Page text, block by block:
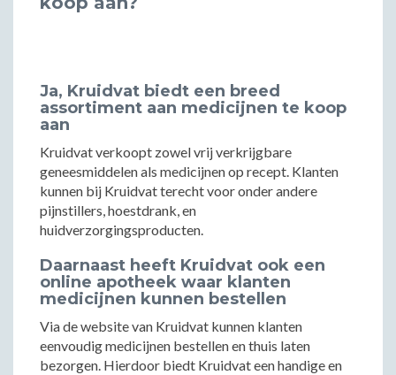
Ja, Kruidvat biedt een breed
assortiment aan medicijnen te koop
aan
Kruidvat verkoopt zowel vrij verkrijgbare
geneesmiddelen als medicijnen op recept. Klanten
kunnen bij Kruidvat terecht voor onder andere
pijnstillers, hoestdrank, en
huidverzorgingsproducten.
Daarnaast heeft Kruidvat ook een
online apotheek waar klanten
medicijnen kunnen bestellen
Via de website van Kruidvat kunnen klanten
eenvoudig medicijnen bestellen en thuis laten
bezorgen. Hierdoor biedt Kruidvat een handige en